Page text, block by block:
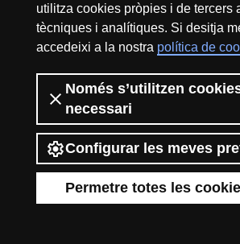
utilitza cookies pròpies i de tercers
tècniques i analítiques. Si desitja
accedeixi a la nostra política de
Només s’utilitzen
necessari
Configurar les meves
Permetre totes les